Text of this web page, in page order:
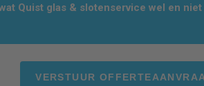
Quist glas & slotenservice wel en niet